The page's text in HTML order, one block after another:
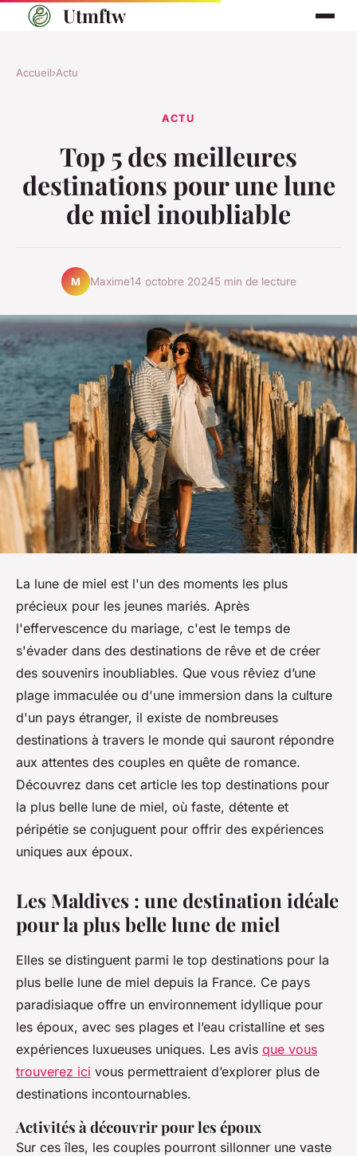
Utmftw
Accueil›Actu
ACTU
Top 5 des meilleures
destinations pour une lune
de miel inoubliable
M Maxime14 octobre 20245 min de lecture
La lune de miel est l'un des moments les plus
précieux pour les jeunes mariés. Après
l'effervescence du mariage, c'est le temps de
s'évader dans des destinations de rêve et de créer
des souvenirs inoubliables. Que vous rêviez d’une
plage immaculée ou d'une immersion dans la culture
d'un pays étranger, il existe de nombreuses
destinations à travers le monde qui sauront répondre
aux attentes des couples en quête de romance.
Découvrez dans cet article les top destinations pour
la plus belle lune de miel, où faste, détente et
péripétie se conjuguent pour offrir des expériences
uniques aux époux.
Les Maldives : une destination idéale
pour la plus belle lune de miel
Elles se distinguent parmi le top destinations pour la
plus belle lune de miel depuis la France. Ce pays
paradisiaque offre un environnement idyllique pour
les époux, avec ses plages et l’eau cristalline et ses
expériences luxueuses uniques. Les avis que vous
trouverez ici vous permettraient d’explorer plus de
destinations incontournables.
Activités à découvrir pour les époux
Sur ces îles, les couples pourront sillonner une vaste